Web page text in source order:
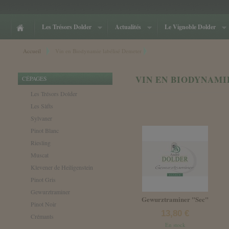
Les Trésors Dolder Actualités Le Vignoble Dolder
CÉPAGES
Les Trésors Dolder
Les Sàfts
Sylvaner
Pinot Blanc
Riesling
Muscat
Klevener de Heiligenstein
Pinot Gris
Gewurztraminer
Pinot Noir
Crémants
Accueil
VIN EN
Gewurztraminer "Sec"
En stock